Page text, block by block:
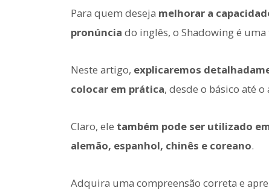
Para quem deseja melhorar a
pronúncia do inglês, o Shadowing é
Neste artigo, explicaremos
colocar em prática, desde o básico até
Claro, ele também pode ser utilizado
alemão, espanhol, chinês e coreano.
Adquira uma compreensão correta e